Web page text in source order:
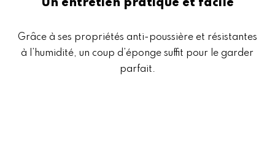
Un entretien pratique et facile
Grâce à ses propriétés anti-poussière et résistantes
à l’humidité, un coup d’éponge suffit pour le garder
parfait.